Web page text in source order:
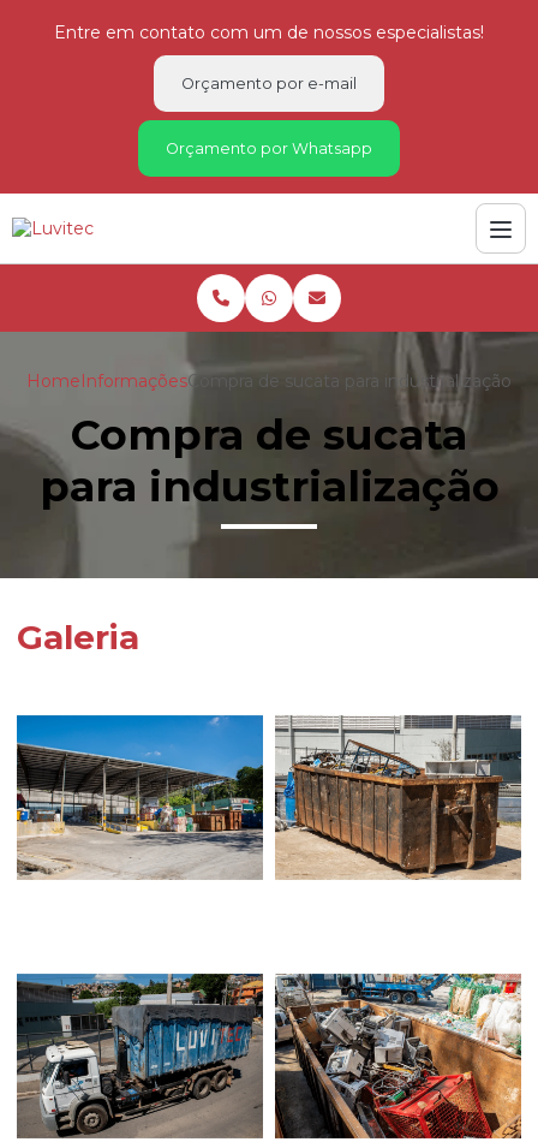
Entre em contato com um de nossos especialistas!
Orçamento por e-mail
Orçamento por Whatsapp
HomeInformaçõesCompra de sucata para industrialização
Compra de sucata
para industrialização
Galeria